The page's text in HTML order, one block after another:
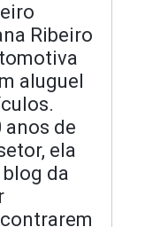
Ribeiro
aluguel
anos de
ela
da